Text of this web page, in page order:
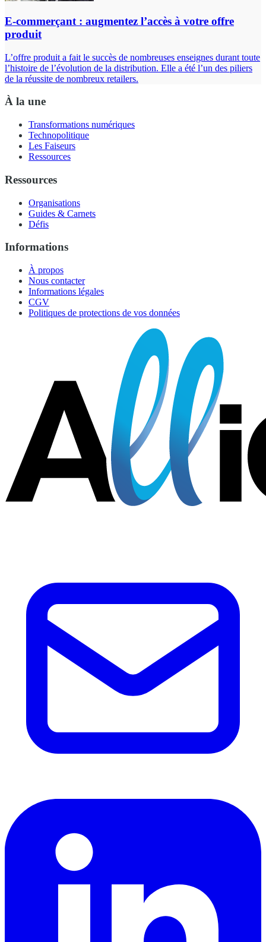
E-commerçant : augmentez l’accès à votre offre
produit
L’offre produit a fait le succès de nombreuses enseignes durant toute
l’histoire de l’évolution de la distribution. Elle a été l’un des piliers
de la réussite de nombreux retailers.
À la une
Transformations numériques
Technopolitique
Les Faiseurs
Ressources
Ressources
Organisations
Guides & Carnets
Défis
Informations
À propos
Nous contacter
Informations légales
CGV
Politiques de protections de vos données